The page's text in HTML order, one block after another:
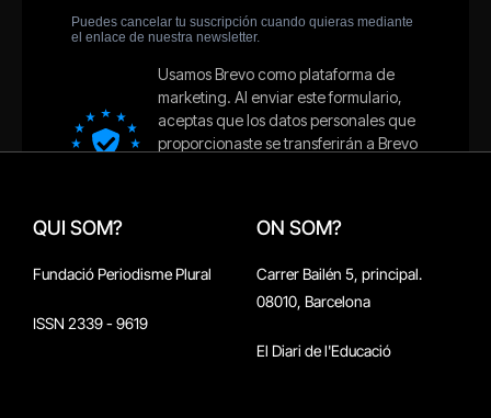
QUI SOM?
Fundació Periodisme Plural
ISSN 2339 - 9619
ON SOM?
Carrer Bailén 5, principal.
08010, Barcelona
El Diari de l'Educació